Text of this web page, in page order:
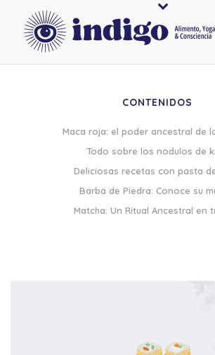
CONTENIDOS
Maca roja: el poder ancestral de
Todo sobre los nodulos de
Deliciosas recetas con pasta
Barba de Piedra: Conoce su
Matcha: Un Ritual Ancestral en